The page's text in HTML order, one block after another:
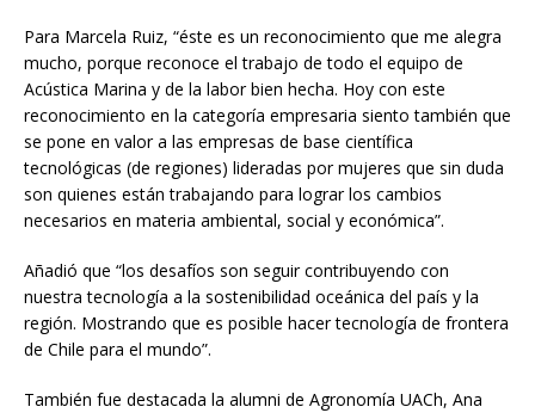
Para Marcela Ruiz, “éste es un reconocimiento que me alegra
mucho, porque reconoce el trabajo de todo el equipo de
Acústica Marina y de la labor bien hecha. Hoy con este
reconocimiento en la categoría empresaria siento también que
se pone en valor a las empresas de base científica
tecnológicas (de regiones) lideradas por mujeres que sin duda
son quienes están trabajando para lograr los cambios
necesarios en materia ambiental, social y económica”.
Añadió que “los desafíos son seguir contribuyendo con
nuestra tecnología a la sostenibilidad oceánica del país y la
región. Mostrando que es posible hacer tecnología de frontera
de Chile para el mundo”.
También fue destacada la alumni de Agronomía UACh, Ana